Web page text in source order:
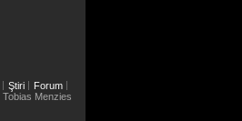
Ştiri
Forum
Tobias Menzies